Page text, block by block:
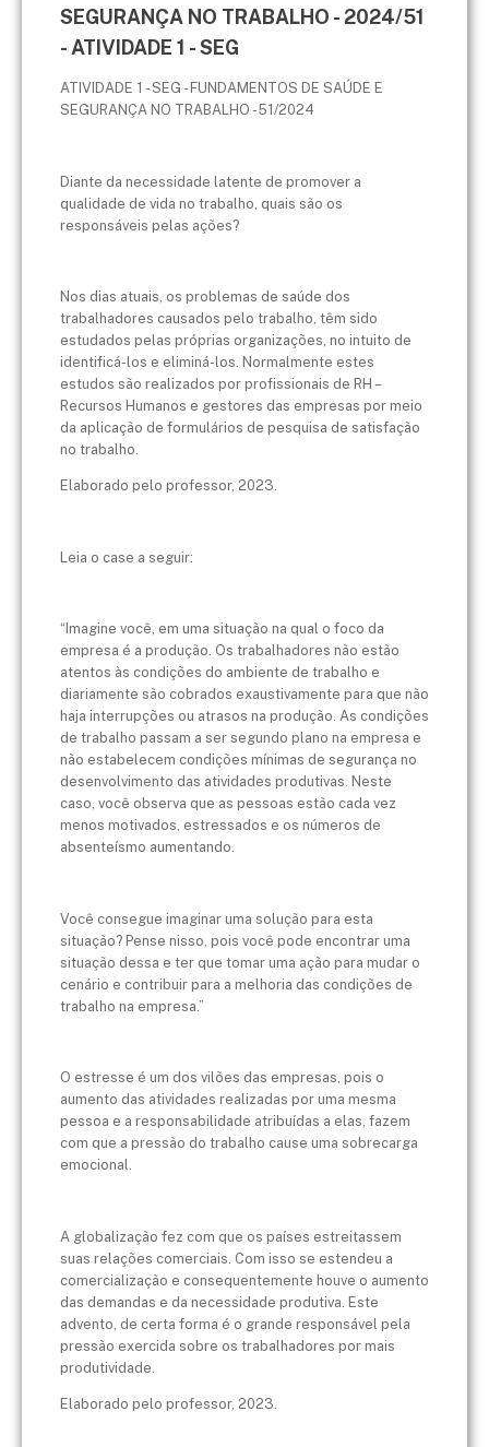
SEGURANÇA NO TRABALHO - 2024/51
- ATIVIDADE 1 - SEG
ATIVIDADE 1 - SEG - FUNDAMENTOS DE SAÚDE E
SEGURANÇA NO TRABALHO - 51/2024
Diante da necessidade latente de promover a
qualidade de vida no trabalho, quais são os
responsáveis pelas ações?
Nos dias atuais, os problemas de saúde dos
trabalhadores causados pelo trabalho, têm sido
estudados pelas próprias organizações, no intuito de
identificá-los e eliminá-los. Normalmente estes
estudos são realizados por profissionais de RH –
Recursos Humanos e gestores das empresas por meio
da aplicação de formulários de pesquisa de satisfação
no trabalho.
Elaborado pelo professor, 2023.
Leia o case a seguir:
“Imagine você, em uma situação na qual o foco da
empresa é a produção. Os trabalhadores não estão
atentos às condições do ambiente de trabalho e
diariamente são cobrados exaustivamente para que não
haja interrupções ou atrasos na produção. As condições
de trabalho passam a ser segundo plano na empresa e
não estabelecem condições mínimas de segurança no
desenvolvimento das atividades produtivas. Neste
caso, você observa que as pessoas estão cada vez
menos motivados, estressados e os números de
absenteísmo aumentando.
Você consegue imaginar uma solução para esta
situação? Pense nisso, pois você pode encontrar uma
situação dessa e ter que tomar uma ação para mudar o
cenário e contribuir para a melhoria das condições de
trabalho na empresa.”
O estresse é um dos vilões das empresas, pois o
aumento das atividades realizadas por uma mesma
pessoa e a responsabilidade atribuídas a elas, fazem
com que a pressão do trabalho cause uma sobrecarga
emocional.
A globalização fez com que os países estreitassem
suas relações comerciais. Com isso se estendeu a
comercialização e consequentemente houve o aumento
das demandas e da necessidade produtiva. Este
advento, de certa forma é o grande responsável pela
pressão exercida sobre os trabalhadores por mais
produtividade.
Elaborado pelo professor, 2023.